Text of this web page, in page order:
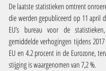
De laatste statistieken omtrent
die werden gepubliceerd op 11 april
EU’s bureau voor de
gemiddelde verhogingen tijdens
EU en 4.2 procent in de Eurozone,
stijging is waargenomen van 7,2 %.